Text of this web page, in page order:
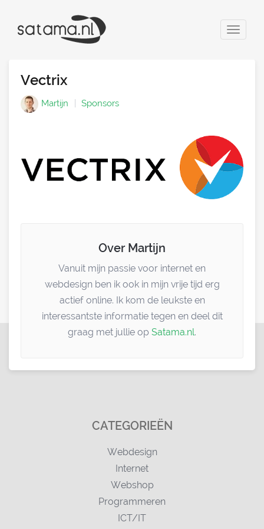
Toggle
Vectrix
Martijn Sponsors
Over Martijn
Vanuit mijn passie voor internet en
webdesign ben ik ook in mijn vrije tijd erg
actief online. Ik kom de leukste en
interessantste informatie tegen en deel dit
graag met jullie op Satama.nl.
CATEGORIEËN
Webdesign
Internet
Webshop
Programmeren
ICT/IT